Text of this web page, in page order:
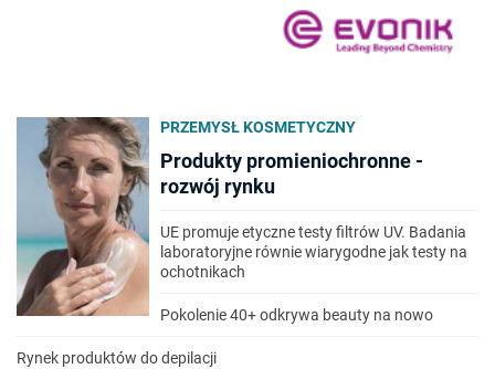
PRZEMYSŁ KOSMETYCZNY
Produkty promieniochronne -
rozwój rynku
UE promuje etyczne testy filtrów UV. Badania
laboratoryjne równie wiarygodne jak testy na
ochotnikach
Pokolenie 40+ odkrywa beauty na nowo
Rynek produktów do depilacji